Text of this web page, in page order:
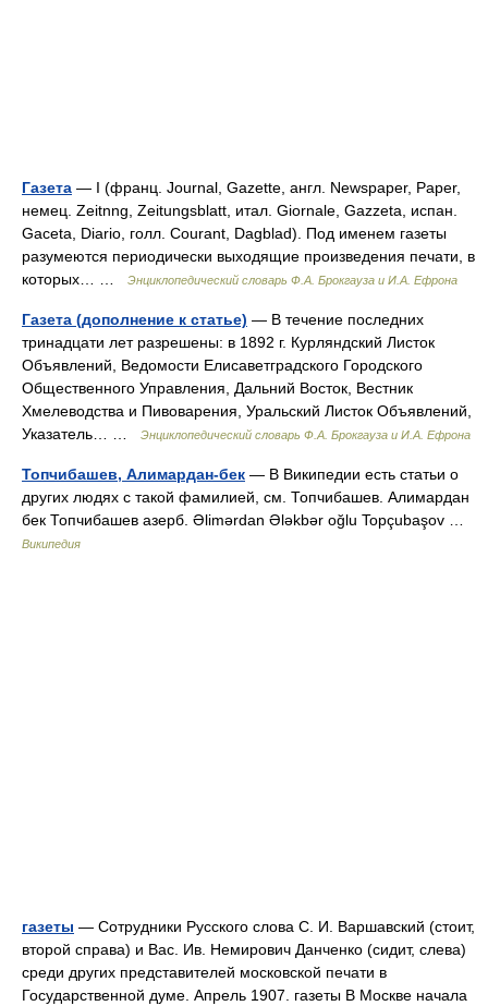
Газета — I (франц. Journal, Gazette, англ. Newspaper, Paper,
немец. Zeitnng, Zeitungsblatt, итал. Giornale, Gazzeta, испан.
Gaceta, Diario, голл. Courant, Dagblad). Под именем газеты
разумеются периодически выходящие произведения печати, в
которых… …
Энциклопедический словарь Ф.А. Брокгауза и И.А. Ефрона
Газета (дополнение к статье) — В течение последних
тринадцати лет разрешены: в 1892 г. Курляндский Листок
Объявлений, Ведомости Елисаветградского Городского
Общественного Управления, Дальний Восток, Вестник
Хмелеводства и Пивоварения, Уральский Листок Объявлений,
Указатель… …
Энциклопедический словарь Ф.А. Брокгауза и И.А. Ефрона
Топчибашев, Алимардан-бек — В Википедии есть статьи о
других людях с такой фамилией, см. Топчибашев. Алимардан
бек Топчибашев азерб. Əlimərdan Ələkbər oğlu Topçubaşov …
Википедия
газеты — Сотрудники Русского слова С. И. Варшавский (стоит,
второй справа) и Вас. Ив. Немирович Данченко (сидит, слева)
среди других представителей московской печати в
Государственной думе. Апрель 1907. газеты В Москве начала